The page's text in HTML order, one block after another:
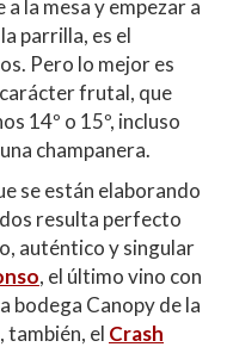
la mesa y empezar a
parrilla, es el
Pero lo mejor es
frutal, que
14º o 15º, incluso
champanera.
se están elaborando
resulta perfecto
auténtico y singular
, el último vino con
bodega Canopy de la
también, el Crash